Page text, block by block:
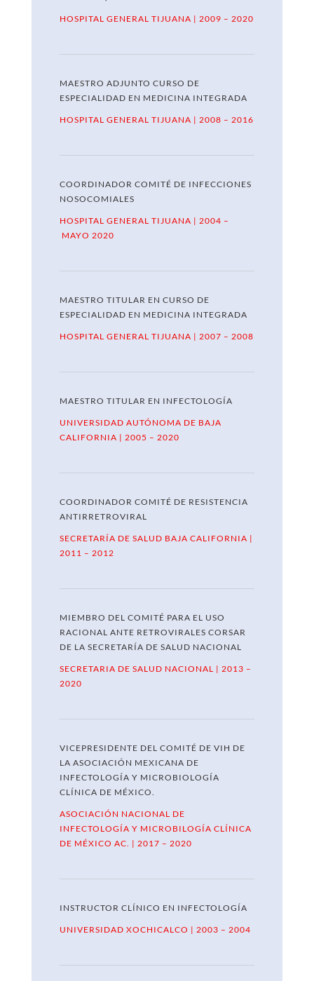
HOSPITAL GENERAL TIJUANA | 2009 – 2020
MAESTRO ADJUNTO CURSO DE
ESPECIALIDAD EN MEDICINA INTEGRADA
HOSPITAL GENERAL TIJUANA | 2008 – 2016
COORDINADOR COMITÉ DE INFECCIONES
NOSOCOMIALES
HOSPITAL GENERAL TIJUANA | 2004 –
MAYO 2020
MAESTRO TITULAR EN CURSO DE
ESPECIALIDAD EN MEDICINA INTEGRADA
HOSPITAL GENERAL TIJUANA | 2007 – 2008
MAESTRO TITULAR EN INFECTOLOGÍA
UNIVERSIDAD AUTÓNOMA DE BAJA
CALIFORNIA | 2005 – 2020
COORDINADOR COMITÉ DE RESISTENCIA
ANTIRRETROVIRAL
SECRETARÍA DE SALUD BAJA CALIFORNIA |
2011 – 2012
MIEMBRO DEL COMITÉ PARA EL USO
RACIONAL ANTE RETROVIRALES CORSAR
DE LA SECRETARÍA DE SALUD NACIONAL
SECRETARIA DE SALUD NACIONAL | 2013 –
2020
VICEPRESIDENTE DEL COMITÉ DE VIH DE
LA ASOCIACIÓN MEXICANA DE
INFECTOLOGÍA Y MICROBIOLOGÍA
CLÍNICA DE MÉXICO.
ASOCIACIÓN NACIONAL DE
INFECTOLOGÍA Y MICROBILOGÍA CLÍNICA
DE MÉXICO AC. | 2017 – 2020
INSTRUCTOR CLÍNICO EN INFECTOLOGÍA
UNIVERSIDAD XOCHICALCO | 2003 – 2004